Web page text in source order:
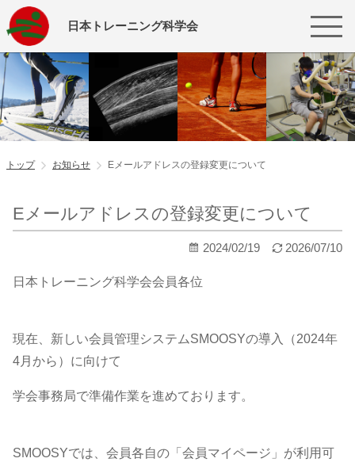
日本トレーニング科学会
トップ お知らせ Eメールアドレスの登録変更について
Eメールアドレスの登録変更について
2024/02/19 2026/07/10
日本トレーニング科学会会員各位
現在、新しい会員管理システムSMOOSYの導入（2024年
4月から）に向けて
学会事務局で準備作業を進めております。
SMOOSYでは、会員各自の「会員マイページ」が利用可